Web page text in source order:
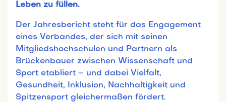
Leben zu füllen.
Der Jahresbericht steht für das Engagement
eines Verbandes, der sich mit seinen
Mitgliedshochschulen und Partnern als
Brückenbauer zwischen Wissenschaft und
Sport etabliert – und dabei Vielfalt,
Gesundheit, Inklusion, Nachhaltigkeit und
Spitzensport gleichermaßen fördert.